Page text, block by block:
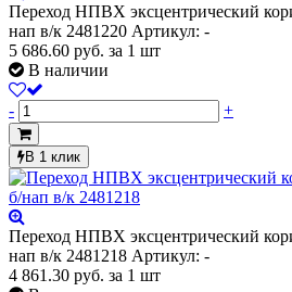
Переход НПВХ эксцентрический
нап в/к 2481220 Артикул: -
5 686.60 руб. за 1 шт
В наличии
- +
В 1 клик
Переход НПВХ эксцентрический
нап в/к 2481218 Артикул: -
4 861.30 руб. за 1 шт